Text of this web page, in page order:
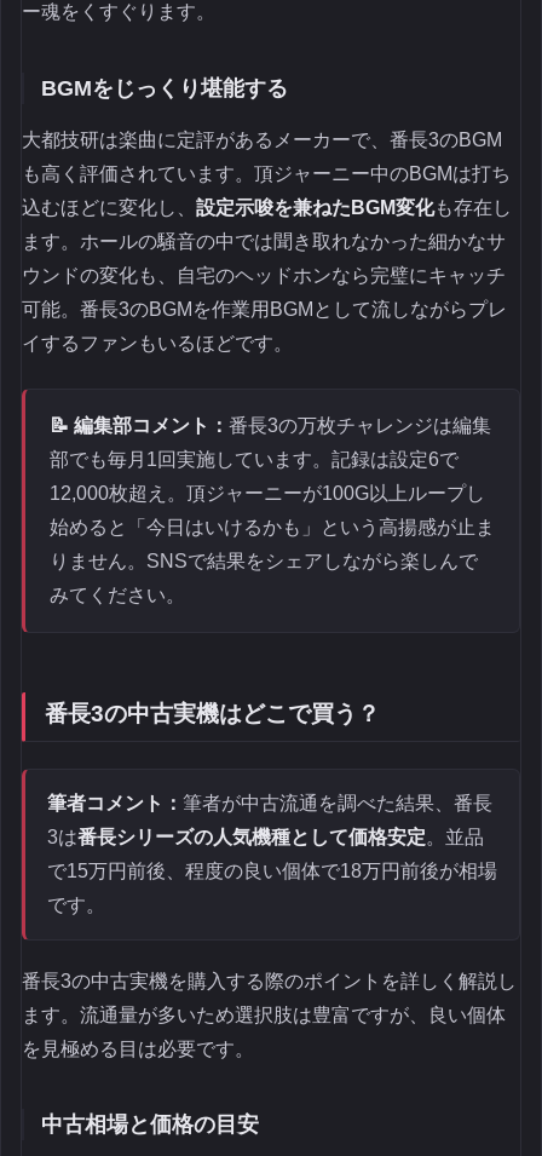
ー魂をくすぐります。
BGMをじっくり堪能する
大都技研は楽曲に定評があるメーカーで、番長3のBGM
も高く評価されています。頂ジャーニー中のBGMは打ち
込むほどに変化し、 設定示唆を兼ねたBGM変化も存在し
ます。ホールの騒音の中では聞き取れなかった細かなサ
ウンドの変化も、自宅のヘッドホンなら完璧にキャッチ
可能。番長3のBGMを作業用BGMとして流しながらプレ
イするファンもいるほどです。
📝 編集部コメント： 番長3の万枚チャレンジは編集
部でも毎月1回実施しています。記録は設定6で
12,000枚超え。頂ジャーニーが100G以上ループし
始めると「今日はいけるかも」という高揚感が止ま
りません。SNSで結果をシェアしながら楽しんで
みてください。
番長3の中古実機はどこで買う？
筆者コメント： 筆者が中古流通を調べた結果、番長
3は番長シリーズの人気機種として価格安定。並品
で15万円前後、程度の良い個体で18万円前後が相場
です。
番長3の中古実機を購入する際のポイントを詳しく解説し
ます。流通量が多いため選択肢は豊富ですが、良い個体
を見極める目は必要です。
中古相場と価格の目安